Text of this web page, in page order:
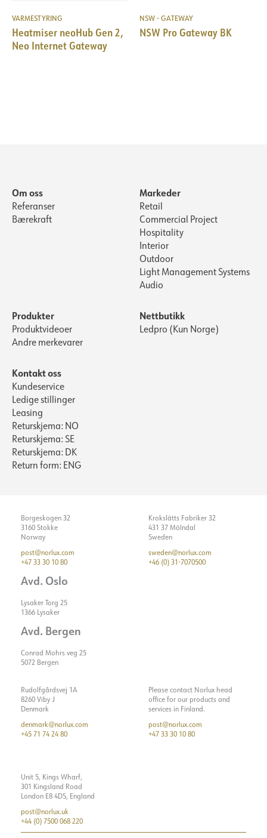
VARMESTYRING
Heatmiser neoHub Gen 2,
Neo Internet Gateway
NSW - GATEWAY
NSW Pro Gateway BK
Om oss
Referanser
Bærekraft
Markeder
Retail
Commercial Project
Hospitality
Interior
Outdoor
Light Management Systems
Audio
Produkter
Produktvideoer
Andre merkevarer
Nettbutikk
Ledpro (Kun Norge)
Kontakt oss
Kundeservice
Ledige stillinger
Leasing
Returskjema: NO
Returskjema: SE
Returskjema: DK
Return form: ENG
Borgeskogen 32
3160 Stokke
Norway
post@norlux.com
+47 33 30 10 80
Avd. Oslo
Lysaker Torg 25
1366 Lysaker
Avd. Bergen
Conrad Mohrs veg 25
5072 Bergen
Krokslätts Fabriker 32
431 37 Mölndal
Sweden
sweden@norlux.com
+46 (0) 31-7070500
Rudolfgårdsvej 1A
8260 Viby J
Denmark
denmark@norlux.com
+45 71 74 24 80
Please contact Norlux head
office for our products and
services in Finland.
post@norlux.com
+47 33 30 10 80
Unit 5, Kings Wharf,
301 Kingsland Road
London E8 4DS, England
post@norlux.uk
+44 (0) 7500 068 220